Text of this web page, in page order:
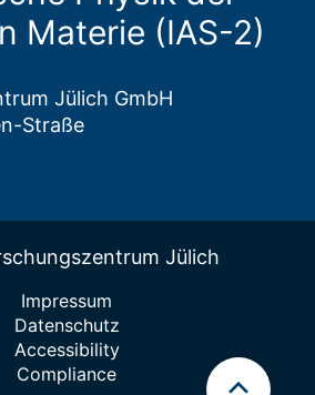
Materie (IAS-2)
Jülich GmbH
Straße
Jülich
Impressum
Datenschutz
Accessibility
Compliance